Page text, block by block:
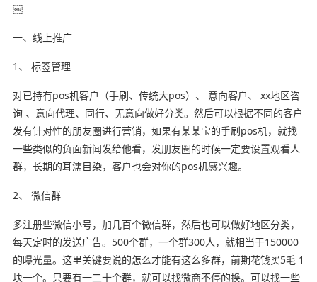
￼
一、线上推广
1、 标签管理
对已持有pos机客户（手刷、传统大pos）、 意向客户、 xx地区咨
询 、意向代理、同行、无意向做好分类。然后可以根据不同的客户
发有针对性的朋友圈进行营销，如果有某某宝的手刷pos机，就找
一些类似的负面新闻发给他看，发朋友圈的时候一定要设置观看人
群，长期的耳濡目染，客户也会对你的pos机感兴趣。
2、 微信群
多注册些微信小号，加几百个微信群，然后也可以做好地区分类，
每天定时的发送广告。500个群，一个群300人，就相当于150000
的曝光量。这里关键要说的怎么才能有这么多群，前期花钱买5毛 1
块一个。只要有一二十个群，就可以找微商不停的换。可以找一些